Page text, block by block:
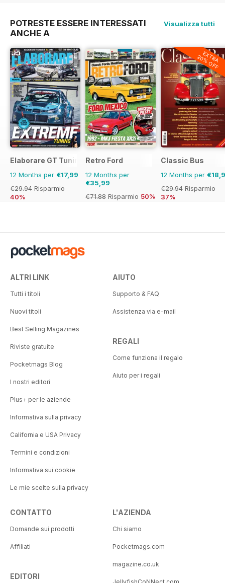
POTRESTE ESSERE INTERESSATI
ANCHE A
Visualizza tutti
Elaborare GT Tuning
12 Months per €17,99
€29.94 Risparmio
40%
Retro Ford
12 Months per
€35,99
€71.88 Risparmio 50%
EXTRA
20% OFF
Classic Bus
12 Months per
€29.94 Risparmio
37%
ALTRI LINK
Tutti i titoli
Nuovi titoli
Best Selling Magazines
Riviste gratuite
Pocketmags Blog
I nostri editori
Plus+ per le aziende
Informativa sulla privacy
California e USA Privacy
Termini e condizioni
Informativa sui cookie
Le mie scelte sulla privacy
AIUTO
Supporto & FAQ
Assistenza via e-mail
REGALI
Come funziona il regalo
Aiuto per i regali
CONTATTO
Domande sui prodotti
Affiliati
EDITORI
L'AZIENDA
Chi siamo
Pocketmags.com
magazine.co.uk